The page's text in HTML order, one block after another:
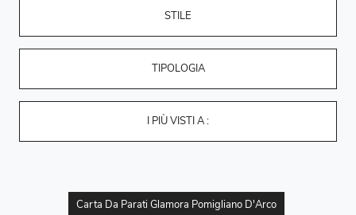
STILE
TIPOLOGIA
I PIÙ VISTI A :
Carta Da Parati Glamora Pomigliano D'Arco